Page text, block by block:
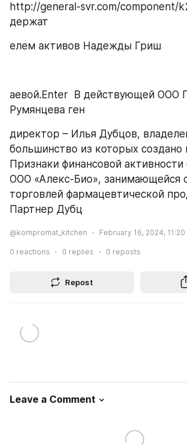
http://general-svr.com/component/
держат
елем активов Надежды Гриш
аевой.Enter  В действующей ООО
Румянцева ген
директор – Илья Дубцов,
большинство из которых создано
Признаки финансовой активности
ООО «Алекс-Био», занимающейся
торговлей фармацевтической
Партнер Дубц
@kompromat_kitchen February 16, 2024, 11:20
0 reactions 0 replies 0 reposts
Repost
Leave a Comment